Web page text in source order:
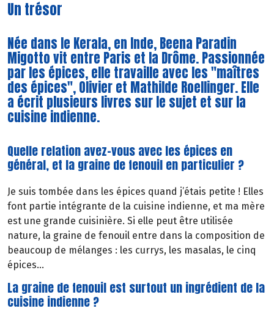
Un trésor
Née dans le Kerala, en Inde, Beena Paradin
Migotto vit entre Paris et la Drôme. Passionnée
par les épices, elle travaille avec les "maîtres
des épices", Olivier et Mathilde Roellinger. Elle
a écrit plusieurs livres sur le sujet et sur la
cuisine indienne.
Quelle relation avez-vous avec les épices en
général, et la graine de fenouil en particulier ?
Je suis tombée dans les épices quand j’étais petite ! Elles
font partie intégrante de la cuisine indienne, et ma mère
est une grande cuisinière. Si elle peut être utilisée
nature, la graine de fenouil entre dans la composition de
beaucoup de mélanges : les currys, les masalas, le cinq
épices…
La graine de fenouil est surtout un ingrédient de la
cuisine indienne ?